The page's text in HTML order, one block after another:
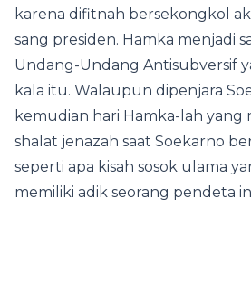
karena difitnah bersekongkol
sang presiden. Hamka menjadi
Undang-Undang Antisubversif
kala itu. Walaupun dipenjara
kemudian hari Hamka-lah yang
shalat jenazah saat Soekarno
seperti apa kisah sosok ulama
memiliki adik seorang pendeta